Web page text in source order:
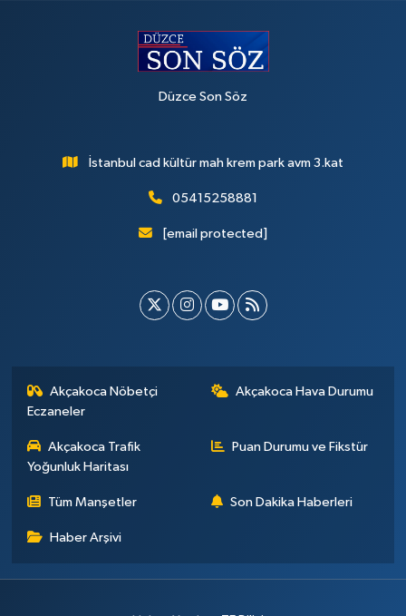
Düzce Son Söz
İstanbul cad kültür mah krem park avm 3.kat
05415258881
[email protected]
Akçakoca Nöbetçi
Eczaneler
Akçakoca Hava Durumu
Akçakoca Trafik
Yoğunluk Haritası
Puan Durumu ve Fikstür
Tüm Manşetler Son Dakika Haberleri
Haber Arşivi